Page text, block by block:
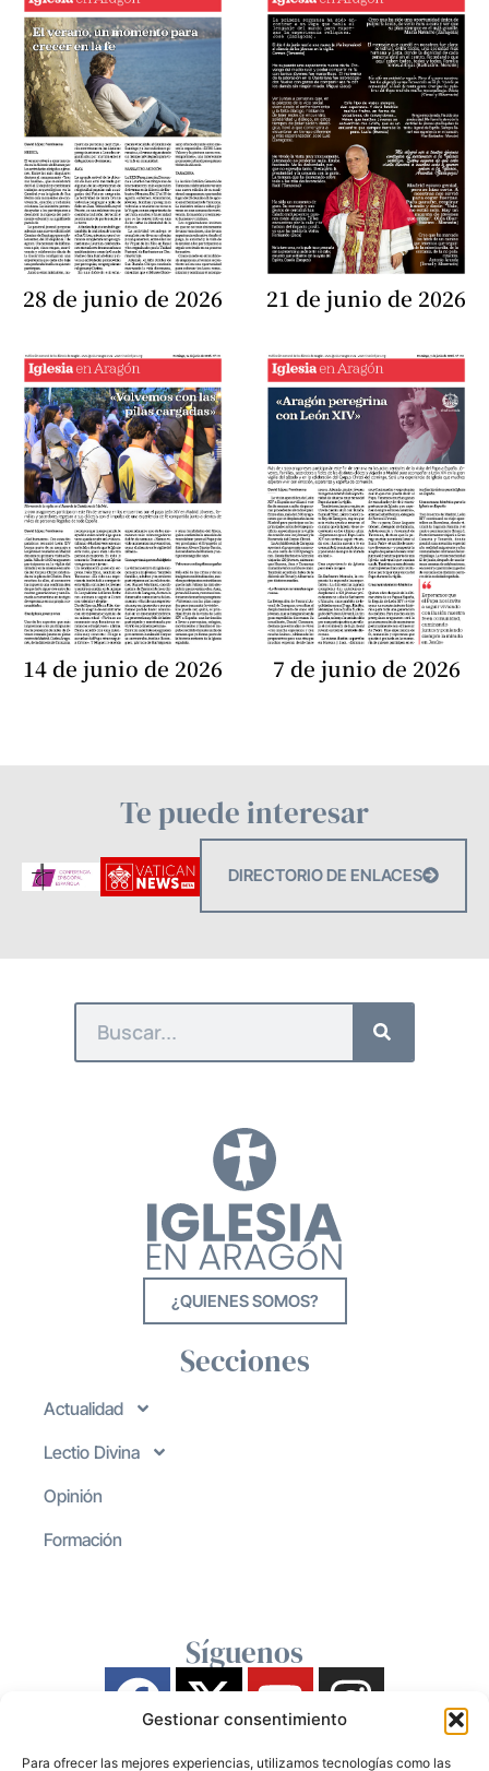
Gestionar consentimiento
Para ofrecer las mejores experiencias, utilizamos tecnologías como las
28 de junio de 2026 21 de junio de 2026
14 de junio de 2026 7 de junio de 2026
Te puede interesar
DIRECTORIO DE ENLACES
¿QUIENES SOMOS?
Secciones
Actualidad
Lectio Divina
Opinión
Formación
Síguenos